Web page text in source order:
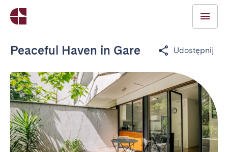
Peaceful Haven in Gare Udostępnij